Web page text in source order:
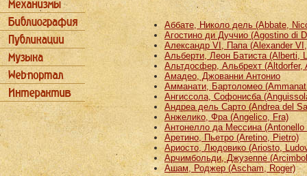
Аббате, Николо дель (Abbate,
Агостино ди Дуччио (Agostino di
Александр VI, Папа (Alexander
Альберти, Леон Батиста (Alberti,
Альтдосфер, Альбрехт (Altdorfer,
Амадео, Джованни Антонио
Амманати, Бартоломео
Ангиссола, Софонисба
Андреа дель Сарто (Andrea del
Анжелико, Фра (Angelico, Fra)
Антонелло да Мессина (Antonello
Аретино, Пьетро (Aretino, Pietro)
Ариосто, Людовико (Ariosto,
Арчимбольди, Джузеппе
Ашам, Роджер (Ascham, Roger)